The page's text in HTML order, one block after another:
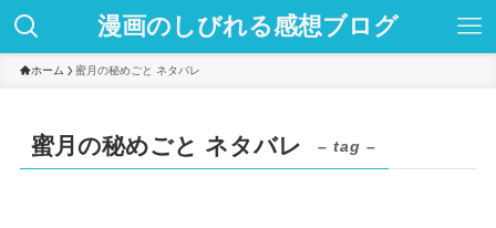
漫画のしびれる感想ブログ
ホーム 蜜月の秘めごと ネタバレ
蜜月の秘めごと ネタバレ – tag –